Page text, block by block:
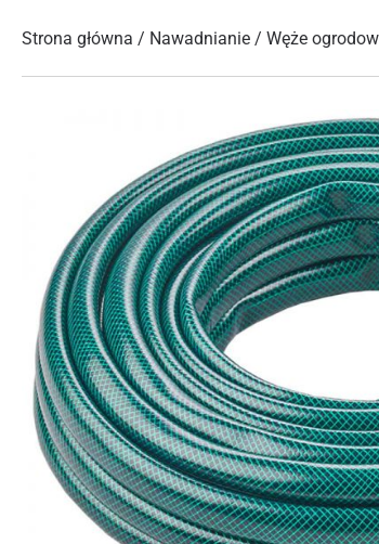
Strona główna / Nawadnianie / Węże